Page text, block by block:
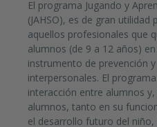
El programa Jugando y
(JAHSO), es de gran
aquellos profesionales que
alumnos (de 9 a 12 años)
instrumento de prevención
interpersonales. El
interacción entre alumnos
alumnos, tanto en su
el desarrollo futuro del